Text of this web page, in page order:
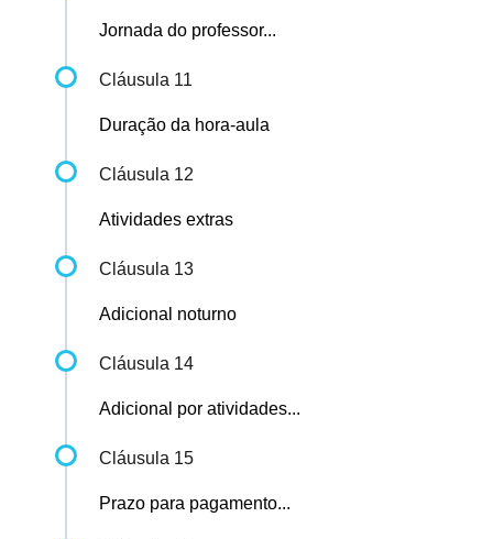
Jornada do professor...
Cláusula 11
Duração da hora-aula
Cláusula 12
Atividades extras
Cláusula 13
Adicional noturno
Cláusula 14
Adicional por atividades...
Cláusula 15
Prazo para pagamento...